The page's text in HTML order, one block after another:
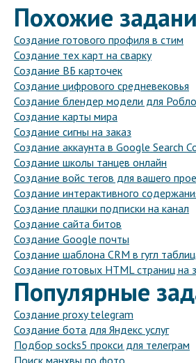
Похожие
Создание готового профиля в стим
Создание тех карт на сварку
Создание ВБ карточек
Создание цифрового средневековья
Создание блендер модели для
Создание карты мира
Создание сигны на заказ
Создание аккаунта в Google Search
Создание школы танцев онлайн
Создание войс тегов для вашего
Создание интерактивного
Создание плашки подписки на канал
Создание сайта битов
Создание Google почты
Создание шаблона CRM в гугл
Создание готовых HTML страниц на
Популярные
Создание proxy telegram
Создание бота для Яндекс услуг
Подбор socks5 прокси для телеграм